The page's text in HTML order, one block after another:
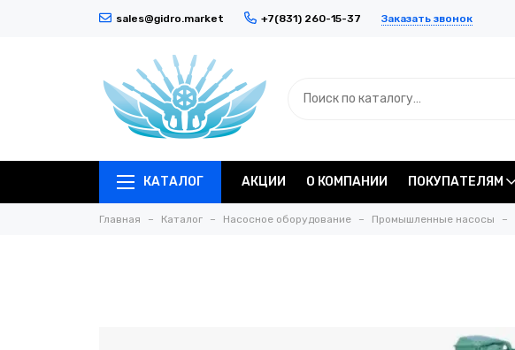
sales@gidro.market +7(831) 260-15-37 Заказать звонок
КАТАЛОГ АКЦИИ О КОМПАНИИ ПОКУПАТЕЛЯМ
Главная Каталог Насосное оборудование Промышленные насосы